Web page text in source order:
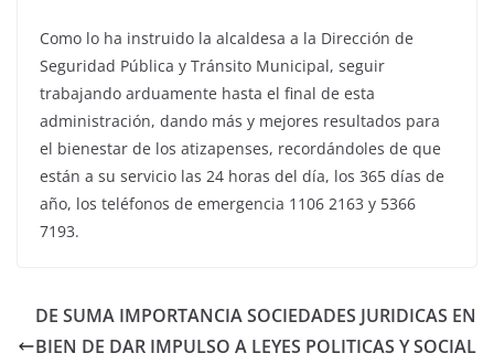
Como lo ha instruido la alcaldesa a la Dirección de
Seguridad Pública y Tránsito Municipal, seguir
trabajando arduamente hasta el final de esta
administración, dando más y mejores resultados para
el bienestar de los atizapenses, recordándoles de que
están a su servicio las 24 horas del día, los 365 días de
año, los teléfonos de emergencia 1106 2163 y 5366
7193.
DE SUMA IMPORTANCIA SOCIEDADES JURIDICAS EN
BIEN DE DAR IMPULSO A LEYES POLITICAS Y SOCIAL